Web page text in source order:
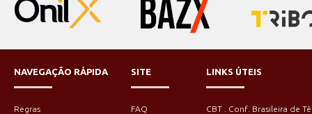
NAVEGAÇÃO RÁPIDA
Regras
SITE
FAQ
LINKS ÚTEIS
CBT . Conf. Brasileira de